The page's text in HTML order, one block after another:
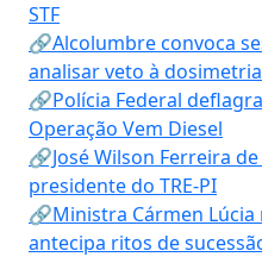
STF
🔗Alcolumbre convoca
analisar veto à dosimetria
🔗Polícia Federal
Operação Vem Diesel
🔗José Wilson Ferreira
presidente do TRE-PI
🔗Ministra Cármen Lúcia
antecipa ritos de